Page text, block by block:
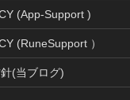
(App-Support )
(RuneSupport ）
(当ブログ)